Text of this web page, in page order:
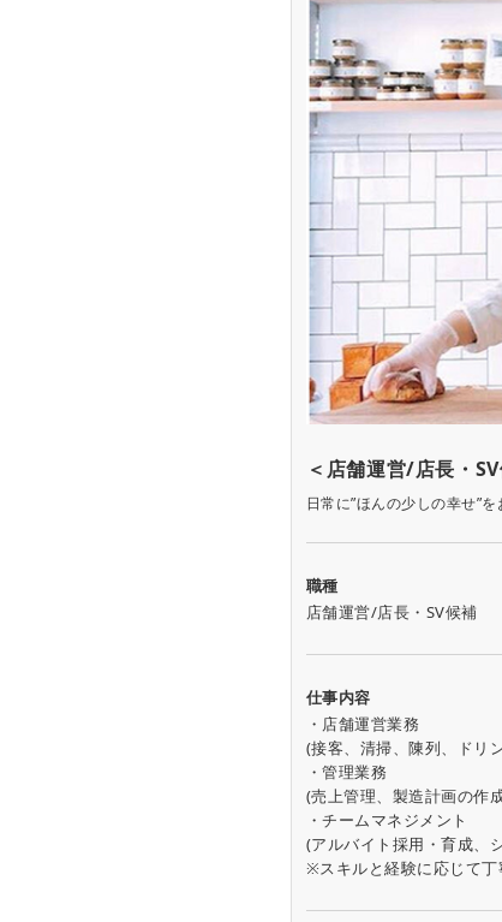
＜店舗運営/店長・
日常に”ほんの少しの幸せ”
職種
店舗運営/店長・SV候補
仕事内容
・店舗運営業務
(接客、清掃、陳列、ドリ
・管理業務
(売上管理、製造計画の作
・チームマネジメント
(アルバイト採用・育成、
※スキルと経験に応じて